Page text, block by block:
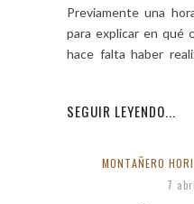
Previamente una
para explicar en qué
hace falta haber
SEGUIR LEYENDO...
MONTAÑERO
7